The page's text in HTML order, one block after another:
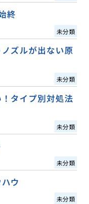
終
未分類
ズルが出ない原
未分類
タイプ別対処法
未分類
未分類
ウ
未分類